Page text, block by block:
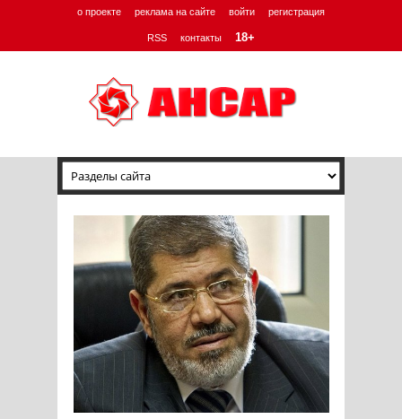
о проекте реклама на сайте войти регистрация
RSS контакты 18+